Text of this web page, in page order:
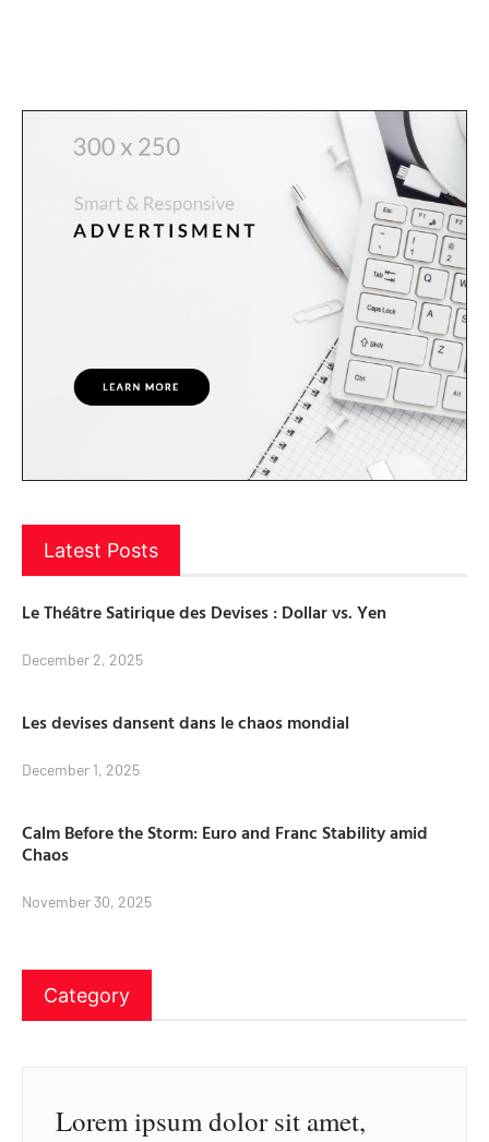
Latest Posts
Le Théâtre Satirique des Devises : Dollar vs. Yen
December 2, 2025
Les devises dansent dans le chaos mondial
December 1, 2025
Calm Before the Storm: Euro and Franc Stability amid
Chaos
November 30, 2025
Category
Lorem ipsum dolor sit amet,